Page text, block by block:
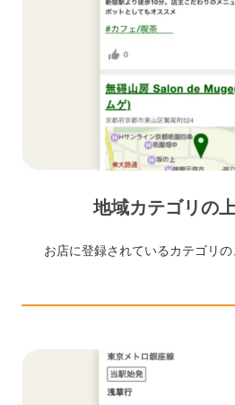
地域カテゴリの
お店に登録されているカテゴリの